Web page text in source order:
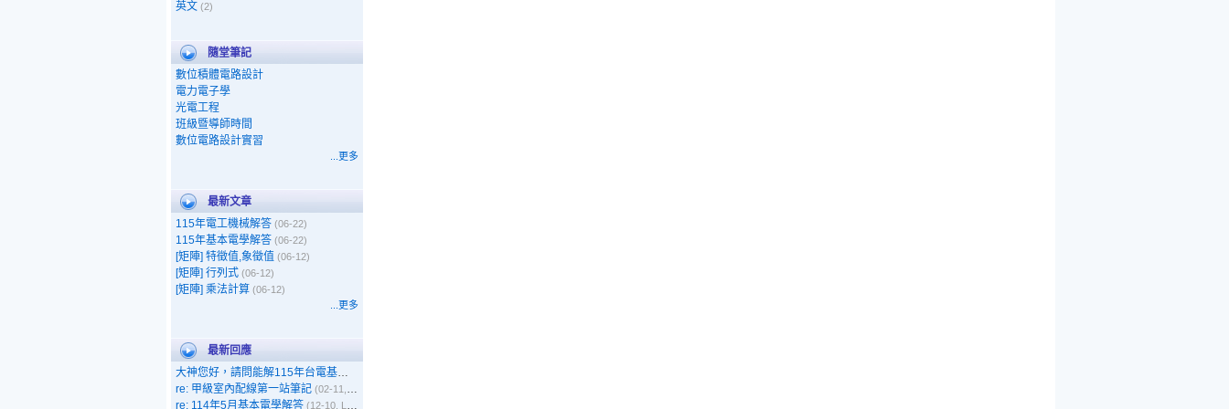
英文 (2)
隨堂筆記
數位積體電路設計
電力電子學
光電工程
班級暨導師時間
數位電路設計實習
...更多
最新文章
115年電工機械解答 (06-22)
115年基本電學解答 (06-22)
[矩陣] 特徵值,象徵值 (06-12)
[矩陣] 行列式 (06-12)
[矩陣] 乘法計算 (06-12)
...更多
最新回應
大神您好，請問能解115年台電基本電學嗎
re: 甲級室內配線第一站筆記 (02-11, 呵呵)
re: 114年5月基本電學解答 (12-10, Leo)